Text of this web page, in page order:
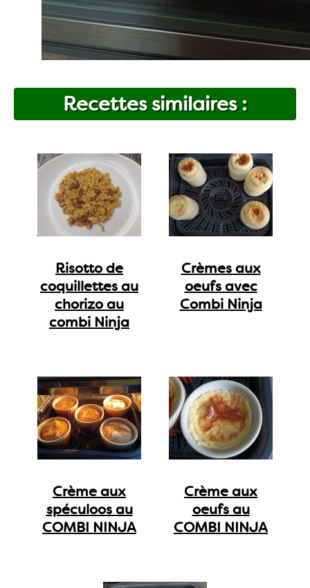
Recettes similaires :
Risotto de
coquillettes au
chorizo au
combi Ninja
Crèmes aux
oeufs avec
Combi Ninja
Crème aux
spéculoos au
COMBI NINJA
Crème aux
oeufs au
COMBI NINJA